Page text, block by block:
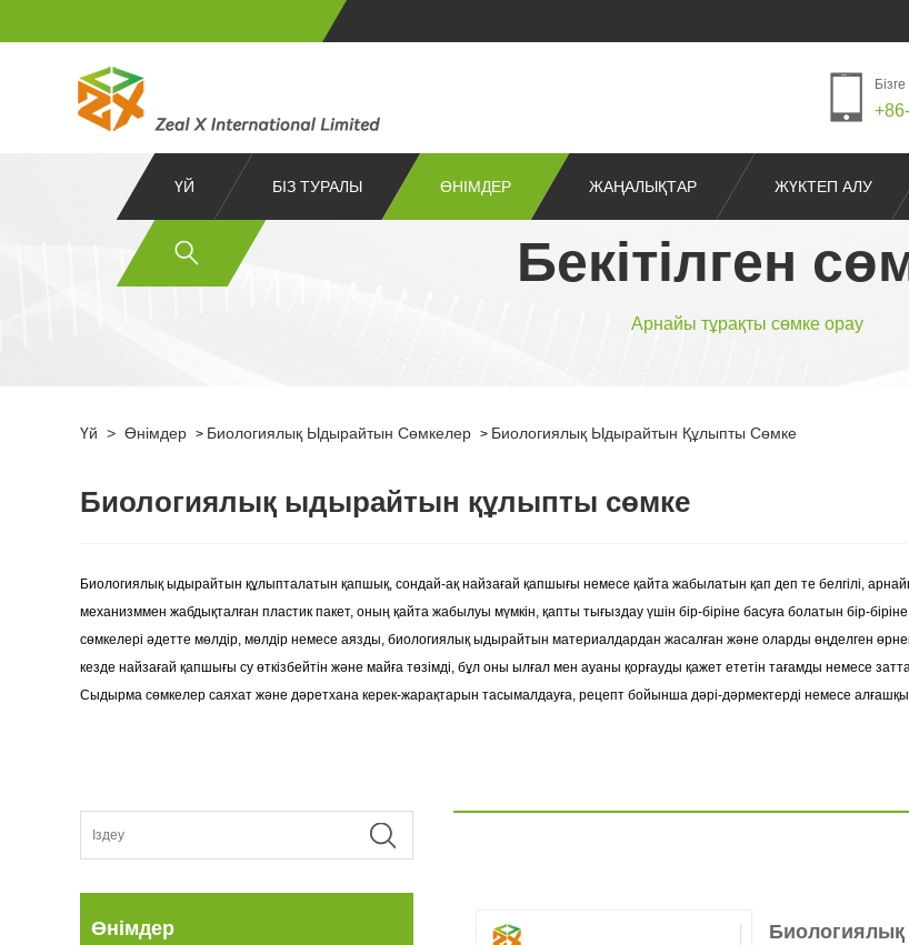
ҮЙ БІЗ ТУРАЛЫ ӨНІМДЕР ЖАҢАЛЫҚТАР ЖҮКТЕП АЛУ
Бекітілген
Арнайы тұрақты сөмке орау
Үй > Өнімдер > Биологиялық Ыдырайтын Сөмкелер > Биологиялық Ыдырайтын Құлыпты Сөмке
Биологиялық ыдырайтын құлыпты сөмке
Биологиялық ыдырайтын құлыпталатын қапшық, сондай-ақ найзағай қапшығы немесе қайта жабылатын қап деп те белгілі,
механизммен жабдықталған пластик пакет, оның қайта жабылуы мүмкін, қапты тығыздау үшін бір-біріне басуға болатын бір-
сөмкелері әдетте мөлдір, мөлдір немесе аязды, биологиялық ыдырайтын материалдардан жасалған және оларды өңделген
кезде найзағай қапшығы су өткізбейтін және майға төзімді, бұл оны ылғал мен ауаны қорғауды қажет ететін тағамды немесе
Сыдырма сөмкелер саяхат және дәретхана керек-жарақтарын тасымалдауға, рецепт бойынша дәрі-дәрмектерді немесе
Өнімдер